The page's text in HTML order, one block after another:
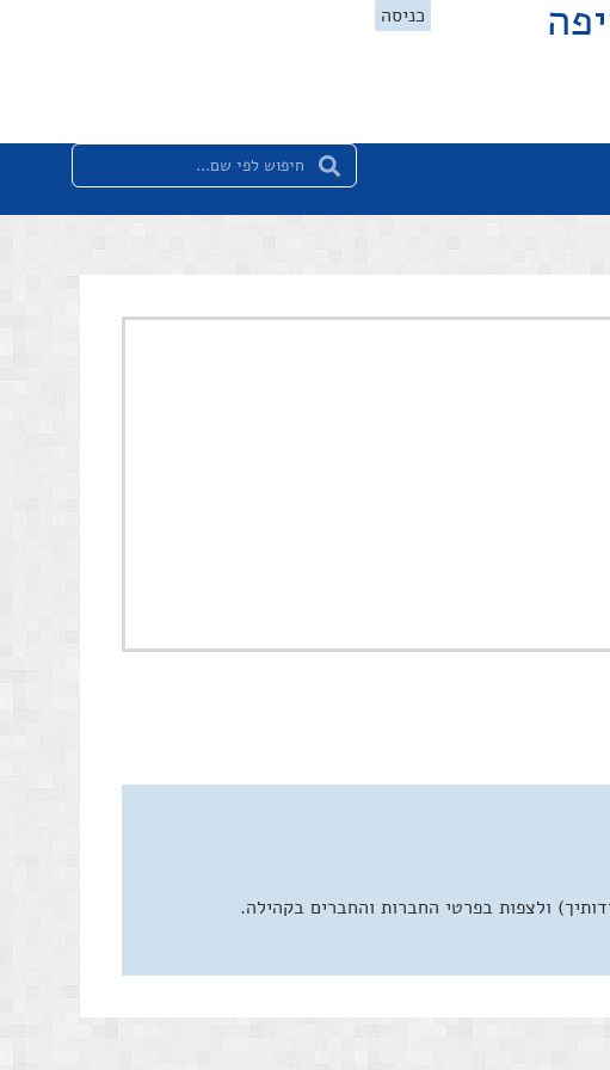
כניסה
ולצפות בפרטי החברות והחברים בקהילה.